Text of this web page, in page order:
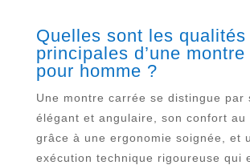
Quelles sont les qualités
principales d’une
pour homme ?
Une montre carrée se distingue par
élégant et angulaire, son confort au
grâce à une ergonomie soignée, et
exécution technique rigoureuse qui